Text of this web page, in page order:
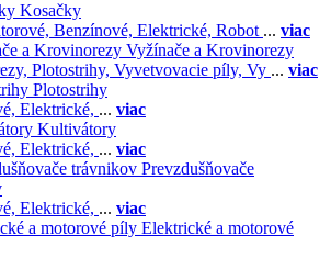
Kosačky
Benzínové, Elektrické, Robot ... viac
Vyžínače a Krovinorezy
Plotostrihy, Vyvetvovacie píly, Vy ... viac
Plotostrihy
Elektrické, ... viac
Kultivátory
Elektrické, ... viac
Prevzdušňovače
Elektrické, ... viac
Elektrické a motorové